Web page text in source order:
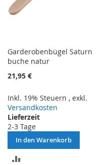
Garderobenbügel Saturn
buche natur
21,95 €
Inkl. 19% Steuern , exkl.
Versandkosten
Lieferzeit
2-3 Tage
In den Warenkorb